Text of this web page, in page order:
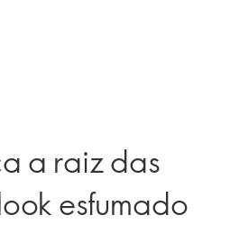
a raiz das
esfumado